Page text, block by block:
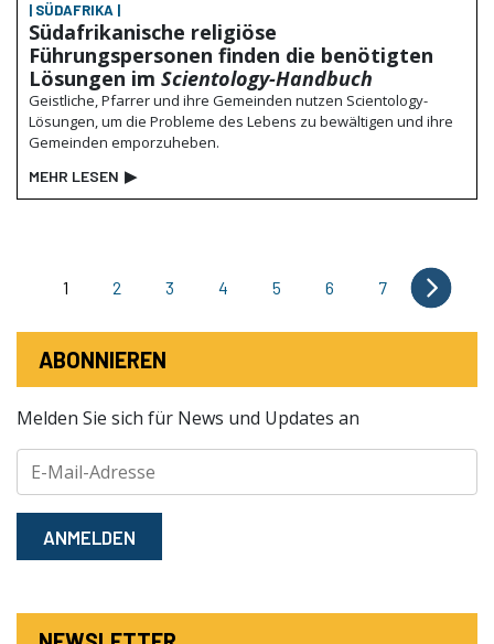
| SÜDAFRIKA |
Südafrikanische religiöse
Führungspersonen finden die benötigten
Lösungen im Scientology-Handbuch
Geistliche, Pfarrer und ihre Gemeinden nutzen Scientology-
Lösungen, um die Probleme des Lebens zu bewältigen und ihre
Gemeinden emporzuheben.
MEHR LESEN ▶
1 2 3 4 5 6 7
ABONNIEREN
Melden Sie sich für News und Updates an
ANMELDEN